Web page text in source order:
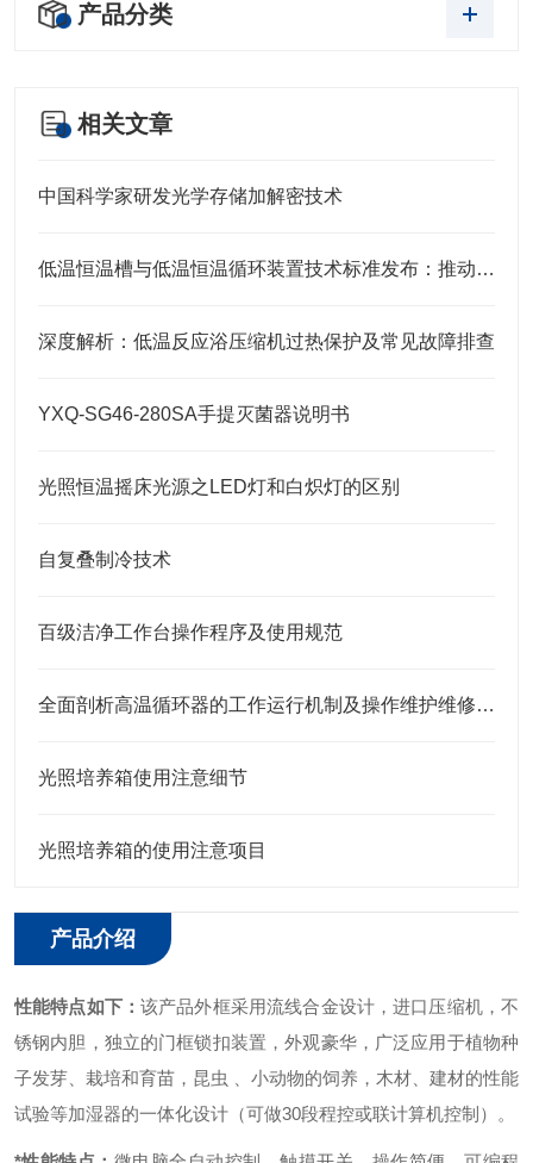
产品分类
相关文章
中国科学家研发光学存储加解密技术
低温恒温槽与低温恒温循环装置技术标准发布：推动行业规范化与高质量发展
深度解析：低温反应浴压缩机过热保护及常见故障排查
YXQ-SG46-280SA手提灭菌器说明书
光照恒温摇床光源之LED灯和白炽灯的区别
自复叠制冷技术
百级洁净工作台操作程序及使用规范
全面剖析高温循环器的工作运行机制及操作维护维修指南
光照培养箱使用注意细节
光照培养箱的使用注意项目
产品介绍
性能特点如下：该产品外框采用流线合金设计，进口压缩机，不
锈钢内胆，独立的门框锁扣装置，外观豪华，广泛应用于植物种
子发芽、栽培和育苗，昆虫 、小动物的饲养，木材、建材的性能
试验等加湿器的一体化设计（可做30段程控或联计算机控制）。